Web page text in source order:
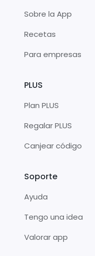
Sobre la App
Recetas
Para empresas
PLUS
Plan PLUS
Regalar PLUS
Canjear código
Soporte
Ayuda
Tengo una idea
Valorar app